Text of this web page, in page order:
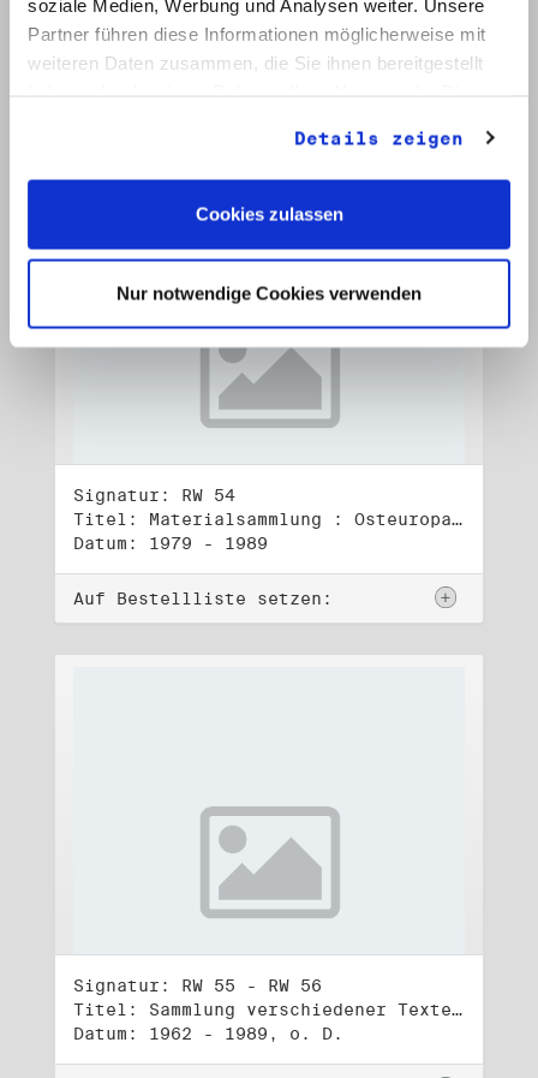
soziale Medien, Werbung und Analysen weiter. Unsere
Partner führen diese Informationen möglicherweise mit
weiteren Daten zusammen, die Sie ihnen bereitgestellt
Details zeigen
Cookies zulassen
Nur notwendige Cookies verwenden
Signatur: RW 53
Titel: Materialsammlung : Osteuropa (2)
Datum: 1982 - 1990
Signatur: RW 54
Titel: Materialsammlung : Osteuropa (3)
Datum: 1979 - 1989
Auf Bestellliste setzen:
Signatur: RW 55 - RW 56
Titel: Sammlung verschiedener Texte, Reden, Aphorismen, Gedichte, Liedtexte (1) - (2)
Datum: 1962 - 1989, o. D.